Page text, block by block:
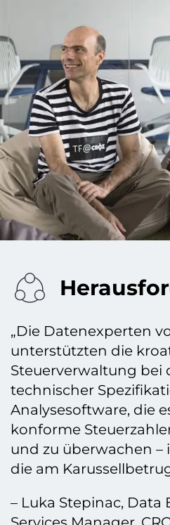
„Die Datenexperten
unterstützten die
Steuerverwaltung bei
technischer
Analysesoftware, die
konforme
und zu überwachen –
die am
– Luka Stepinac, Data